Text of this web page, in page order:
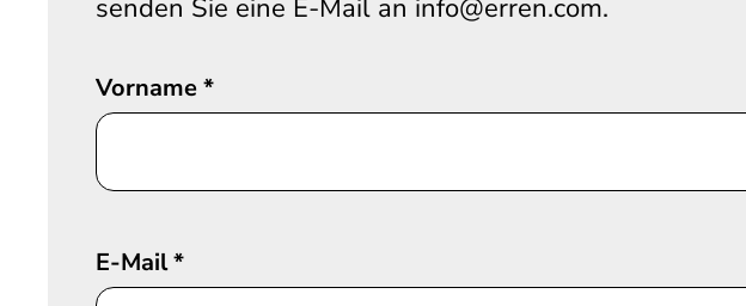
senden Sie eine E-Mail an info@erren.com.
Vorname*
E-Mail*